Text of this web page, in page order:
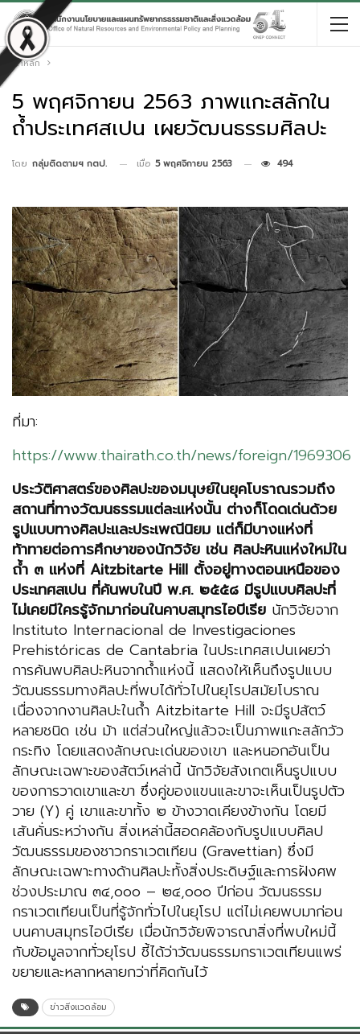
หน้าหลัก
5 พฤศจิกายน 2563 ภาพแกะสลักใน
ถ้ำประเทศสเปน เผยวัฒนธรรมศิลปะ
โดย กลุ่มติดตามฯ กตป. เมื่อ 5 พฤศจิกายน 2563 494
ที่มา:
https://www.thairath.co.th/news/foreign/1969306
ประวัติศาสตร์ของศิลปะของมนุษย์ในยุคโบราณรวมถึง
สถานที่ทางวัฒนธรรมแต่ละแห่งนั้น ต่างก็โดดเด่นด้วย
รูปแบบทางศิลปะและประเพณีนิยม แต่ก็มีบางแห่งที่
ท้าทายต่อการศึกษาของนักวิจัย เช่น ศิลปะหินแห่งใหม่ใน
ถ้ำ ๓ แห่งที่ Aitzbitarte Hill ตั้งอยู่ทางตอนเหนือของ
ประเทศสเปน ที่ค้นพบในปี พ.ศ. ๒๕๕๘ มีรูปแบบศิลปะที่
ไม่เคยมีใครรู้จักมาก่อนในคาบสมุทรไอบีเรีย นักวิจัยจาก
Instituto Internacional de Investigaciones
Prehistóricas de Cantabria ในประเทศสเปนเผยว่า
การค้นพบศิลปะหินจากถ้ำแห่งนี้ แสดงให้เห็นถึงรูปแบบ
วัฒนธรรมทางศิลปะที่พบได้ทั่วไปในยุโรปสมัยโบราณ
เนื่องจากงานศิลปะในถ้ำ Aitzbitarte Hill จะมีรูปสัตว์
หลายชนิด เช่น ม้า แต่ส่วนใหญ่แล้วจะเป็นภาพแกะสลักวัว
กระทิง โดยแสดงลักษณะเด่นของเขา และหนอกอันเป็น
ลักษณะเฉพาะของสัตว์เหล่านี้ นักวิจัยสังเกตเห็นรูปแบบ
ของการวาดเขาและขา ซึ่งคู่ของแขนและขาจะเห็นเป็นรูปตัว
วาย (Y) คู่ เขาและขาทั้ง ๒ ข้างวาดเคียงข้างกัน โดยมี
เส้นคั่นระหว่างกัน สิ่งเหล่านี้สอดคล้องกับรูปแบบศิลป
วัฒนธรรมของชาวกราเวตเทียน (Gravettian) ซึ่งมี
ลักษณะเฉพาะทางด้านศิลปะทั้งสิ่งประดิษฐ์และการฝังศพ
ช่วงประมาณ ๓๔,๐๐๐ – ๒๔,๐๐๐ ปีก่อน วัฒนธรรม
กราเวตเทียนเป็นที่รู้จักทั่วไปในยุโรป แต่ไม่เคยพบมาก่อน
บนคาบสมุทรไอบีเรีย เมื่อนักวิจัยพิจารณาสิ่งที่พบใหม่นี้
กับข้อมูลจากทั่วยุโรป ชี้ได้ว่าวัฒนธรรมกราเวตเทียนแพร่
ขยายและหลากหลายกว่าที่คิดกันไว้
ข่าวสิ่งแวดล้อม